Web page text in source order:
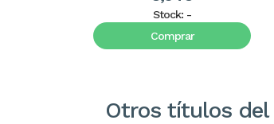
Stock: -
Comprar
Otros títulos